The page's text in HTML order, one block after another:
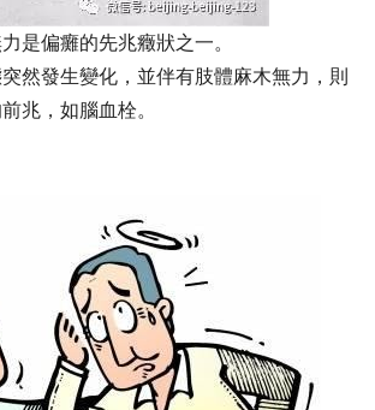
是偏癱的先兆癥狀之一。
然發生變化，並伴有肢體麻木無力，則
兆，如腦血栓。